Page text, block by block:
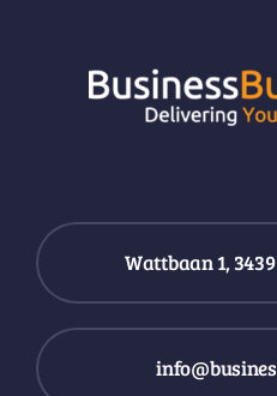
Wattbaan 1,